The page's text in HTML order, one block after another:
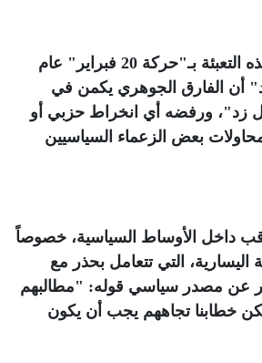
وفيما قارن البعض هذه التعبئة بـ"حركة 20 فبراير" عام
أن الفارق الجوهري يكمن في
زد"، ورفضه أي انخراط حزبي أو
بعض الزعماء السياسيين
داخل الأوساط السياسية، خصوصاً
التي تتعامل بحذر مع
عن مصدر سياسي قوله: "مطالبهم
خطابنا تجاههم يجب أن يكون